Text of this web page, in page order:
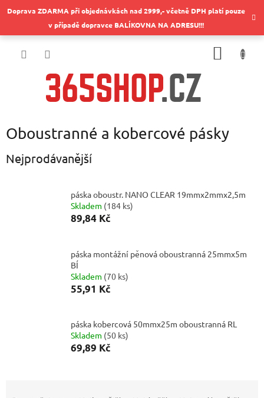
naDoprava ZDARMA při objednávkách nad 2999,- včetně DPH platí pouze
v případě dopravce BALÍKOVNA NA ADRESU!!!
Oboustranné a kobercové pásky
Nejprodávanější
páska oboustr. NANO CLEAR 19mmx2mmx2,5m
Skladem (184 ks)
89,84 Kč
páska montážní pěnová oboustranná 25mmx5m
BÍ
Skladem (70 ks)
55,91 Kč
páska kobercová 50mmx25m oboustranná RL
Skladem (50 ks)
69,89 Kč